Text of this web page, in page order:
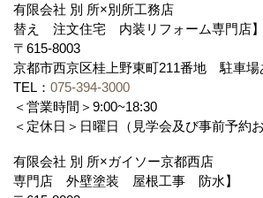
有限会社 別 所×別所工務
替え 注文住宅 内装リフォーム専門店】
〒615-8003
京都市西京区桂上野東町211番地 駐車
TEL： 075-394-3000
＜営業時間＞9:00~18:30
＜定休日＞日曜日（見学会及び事前予約
有限会社 別 所×ガイソー京都
専門店 外壁塗装 屋根工事 防水】